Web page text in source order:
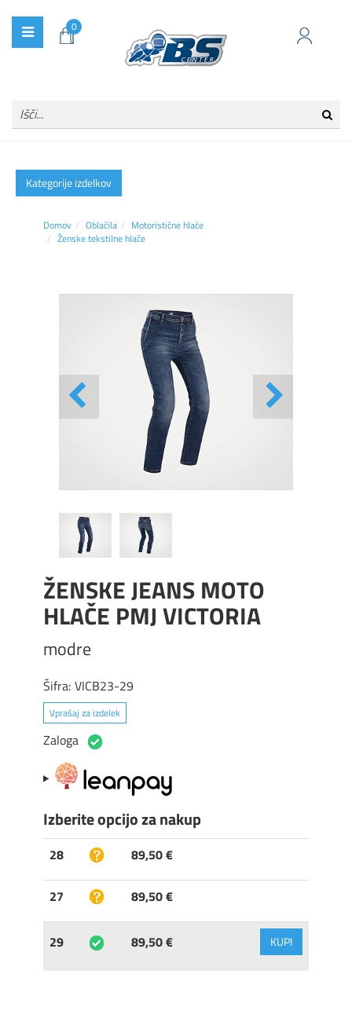
0
Kategorije izdelkov
Domov Oblačila
Motoristične hlače
Ženske tekstilne hlače
ŽENSKE JEANS MOTO
HLAČE PMJ VICTORIA
modre
Šifra: VICB23-29
Vprašaj za izdelek
Zaloga
Izberite opcijo za nakup
28 89,50 €
27 89,50 €
29 89,50 € KUPI